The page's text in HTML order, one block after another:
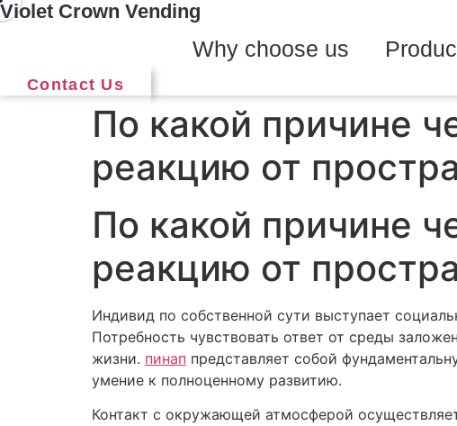
Skip
Violet Crown Vending
Why choose us
Contact Us
По какой причине
реакцию от
По какой причине
реакцию от
Индивид по собственной сути выступает
Потребность чувствовать ответ от среды
жизни. пинап представляет собой
умение к полноценному развитию.
Контакт с окружающей атмосферой